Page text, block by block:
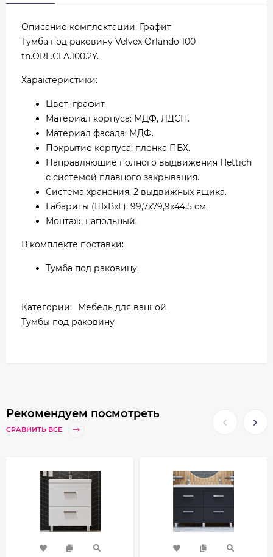
Описание комплектации: Графит
Тумба под раковину Velvex Orlando 100
tn.ORL.CLA.100.2Y.
Характеристики:
Цвет: графит.
Материал корпуса: МДФ, ЛДСП.
Материал фасада: МДФ.
Покрытие корпуса: пленка ПВХ.
Направляющие полного выдвижения Hettich
с системой плавного закрывания.
Система хранения: 2 выдвижных ящика.
Габариты (ШхВxГ): 99,7х79,9х44,5 см.
Монтаж: напольный.
В комплекте поставки:
Тумба под раковину.
Категории:
Мебель для ванной
Тумбы под раковину
Рекомендуем посмотреть
СРАВНИТЬ ВСЕ